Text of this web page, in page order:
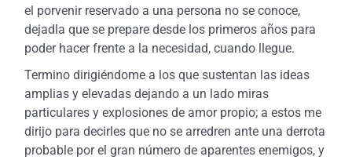
el porvenir reservado a una persona no se conoce,
dejadla que se prepare desde los primeros años para
poder hacer frente a la necesidad, cuando llegue.
Termino dirigiéndome a los que sustentan las ideas
amplias y elevadas dejando a un lado miras
particulares y explosiones de amor propio; a estos me
dirijo para decirles que no se arredren ante una derrota
probable por el gran número de aparentes enemigos, y